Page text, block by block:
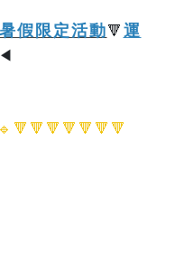
暑假限定活動🔻 運
◀